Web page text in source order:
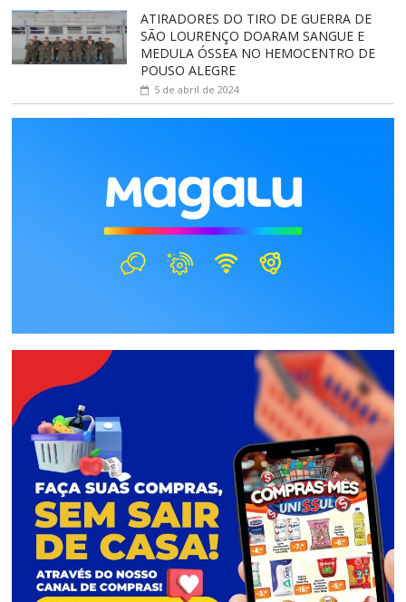
ATIRADORES DO TIRO DE GUERRA DE
SÃO LOURENÇO DOARAM SANGUE E
MEDULA ÓSSEA NO HEMOCENTRO DE
POUSO ALEGRE
5 de abril de 2024